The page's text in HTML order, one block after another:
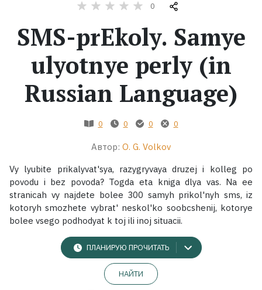
обсуждаемые
Авторы
Жанры
Коллекции
0
SMS-prEkoly. Samye
ulyotnye perly (in
Russian Language)
0 0 0 0
Автор: O. G. Volkov
Vy lyubite prikalyvat'sya, razygryvaya druzej i kolleg po
povodu i bez povoda? Togda eta kniga dlya vas. Na ee
stranicah vy najdete bolee 300 samyh prikol'nyh sms, iz
kotoryh smozhete vybrat' neskol'ko soobcshenij, kotorye
bolee vsego podhodyat k toj ili inoj situacii.
ПЛАНИРУЮ ПРОЧИТАТЬ
НАЙТИ